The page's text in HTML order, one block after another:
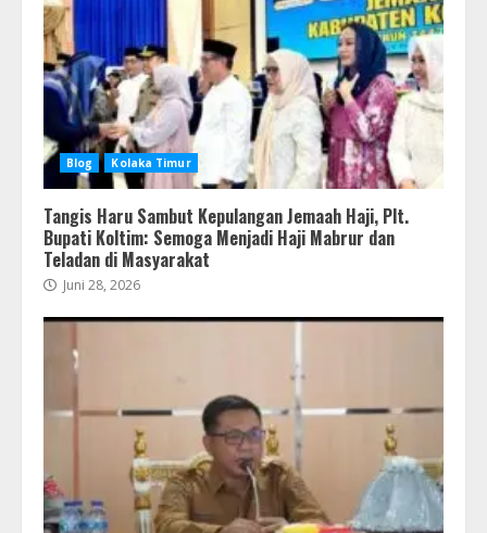
Blog Kolaka Timur
Tangis Haru Sambut Kepulangan Jemaah Haji, Plt.
Bupati Koltim: Semoga Menjadi Haji Mabrur dan
Teladan di Masyarakat
Juni 28, 2026